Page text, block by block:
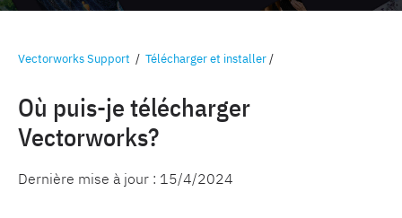
Vectorworks Support / Télécharger et installer/
Où puis-je télécharger
Vectorworks?
Dernière mise à jour : 15/4/2024